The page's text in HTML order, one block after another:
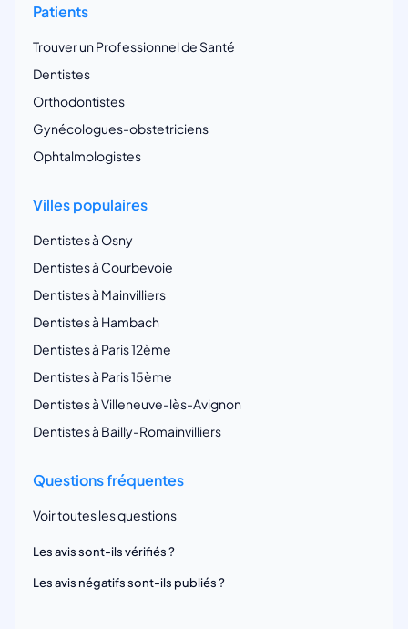
Patients
Trouver un Professionnel de Santé
Dentistes
Orthodontistes
Gynécologues-obstetriciens
Ophtalmologistes
Villes populaires
Dentistes à Osny
Dentistes à Courbevoie
Dentistes à Mainvilliers
Dentistes à Hambach
Dentistes à Paris 12ème
Dentistes à Paris 15ème
Dentistes à Villeneuve-lès-Avignon
Dentistes à Bailly-Romainvilliers
Questions fréquentes
Voir toutes les questions
Les avis sont-ils vérifiés ?
Les avis négatifs sont-ils publiés ?